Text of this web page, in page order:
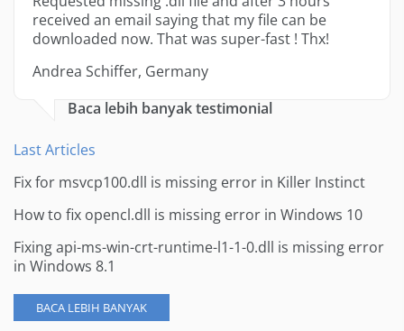
received an email saying that my file can be
downloaded now. That was super-fast ! Thx!
Andrea Schiffer, Germany
Baca lebih banyak testimonial
Last Articles
Fix for msvcp100.dll is missing error in Killer Instinct
How to fix opencl.dll is missing error in Windows 10
Fixing api-ms-win-crt-runtime-l1-1-0.dll is missing error
in Windows 8.1
BACA LEBIH BANYAK